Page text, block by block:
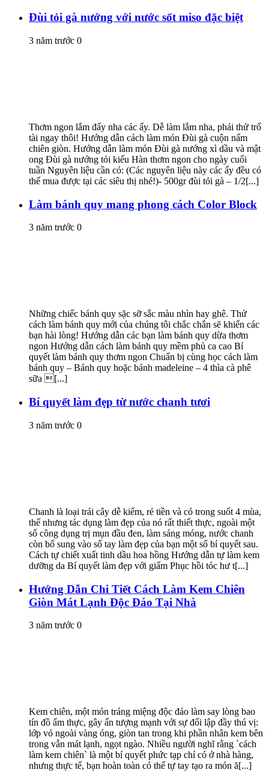
Đùi tỏi gà nướng với nước sốt miso đặc biệt
3 năm trước 0
Thơm ngon lắm đấy nha các ấy. Dễ làm lắm nha, phải thử trổ
tài ngay thôi! Hướng dẫn cách làm món Đùi gà cuộn nấm
chiên giòn. Hướng dẫn làm món Đùi gà nướng xì dầu và mật
ong Đùi gà nướng tỏi kiểu Hàn thơm ngon cho ngày cuối
tuần Nguyên liệu cần có: (Các nguyên liệu này các ấy đều có
thể mua được tại các siêu thị nhé!)- 500gr đùi tỏi gà – 1/2[...]
Làm bánh quy mang phong cách Color Block
3 năm trước 0
Những chiếc bánh quy sặc sỡ sắc màu nhìn hay ghê. Thử
cách làm bánh quy mới của chúng tôi chắc chắn sẽ khiến các
bạn hài lòng! Hướng dẫn các bạn làm bánh quy dừa thơm
ngon Hướng dẫn cách làm bánh quy mềm phủ ca cao Bí
quyết làm bánh quy thơm ngon Chuẩn bị cùng học cách làm
bánh quy – Bánh quy hoặc bánh madeleine – 4 thìa cà phê
sữa [...]
Bí quyết làm đẹp từ nước chanh tươi
3 năm trước 0
Chanh là loại trái cây dễ kiếm, rẻ tiền và có trong suốt 4 mùa,
thế nhưng tác dụng làm đẹp của nó rất thiết thực, ngoài một
số công dụng trị mụn đầu đen, làm sáng móng, nước chanh
còn bổ sung vào sổ tay làm đẹp của bạn một số bí quyết sau.
Cách tự chiết xuất tinh dầu hoa hồng Hướng dẫn tự làm kem
dưỡng da Bí quyết làm đẹp với giấm Phục hồi tóc hư t[...]
Hướng Dẫn Chi Tiết Cách Làm Kem Chiên
Giòn Mát Lạnh Độc Đáo Tại Nhà
3 năm trước 0
Kem chiên, một món tráng miệng độc đáo làm say lòng bao
tín đồ ẩm thực, gây ấn tượng mạnh với sự đối lập đầy thú vị:
lớp vỏ ngoài vàng óng, giòn tan trong khi phần nhân kem bên
trong vẫn mát lạnh, ngọt ngào. Nhiều người nghĩ rằng `cách
làm kem chiên` là một bí quyết phức tạp chỉ có ở nhà hàng,
nhưng thực tế, bạn hoàn toàn có thể tự tay tạo ra món ă[...]